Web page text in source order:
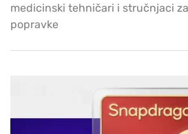
medicinski tehničari i stručnjaci
popravke